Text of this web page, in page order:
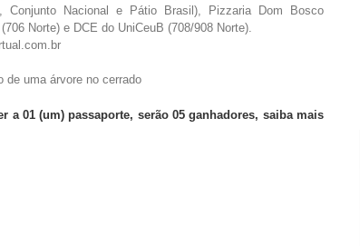
Conjunto Nacional e Pátio Brasil), Pizzaria Dom Bosco
Norte) e DCE do UniCeuB (708/908 Norte).
de uma árvore no cerrado
a 01 (um) passaporte, serão 05 ganhadores, saiba mais